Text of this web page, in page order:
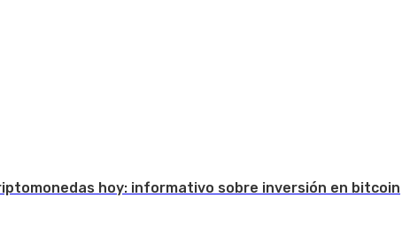
hoy: informativo sobre inversión en bitcoin